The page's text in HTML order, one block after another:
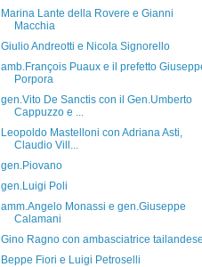
Marina Lante della Rovere e Gianni
Macchia
Giulio Andreotti e Nicola Signorello
amb.François Puaux e il prefetto
Porpora
gen.Vito De Sanctis con il Gen.Umberto
Cappuzzo e ...
Leopoldo Mastelloni con Adriana Asti,
Claudio Vill...
gen.Piovano
gen.Luigi Poli
amm.Angelo Monassi e gen.Giuseppe
Calamani
Gino Ragno con ambasciatrice tailandese
Beppe Fiori e Luigi Petroselli